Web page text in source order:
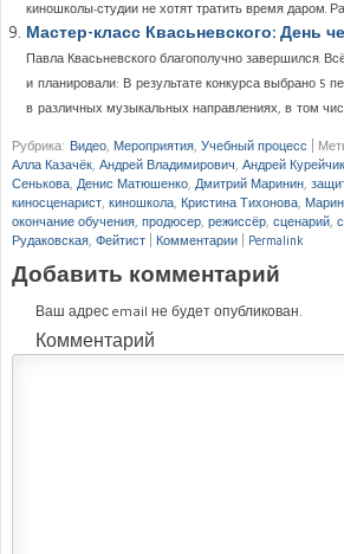
киношколы-студии не хотят тратить время даром.
Мастер-класс Квасьневского: День
Павла Квасьневского благополучно завершился.
и планировали: В результате конкурса выбрано 5
в различных музыкальных направлениях, в том
Рубрика: Видео, Мероприятия, Учебный процесс
Алла Казачёк, Андрей Владимирович, Андрей Курейчик
Сенькова, Денис Матюшенко, Дмитрий Маринин,
киносценарист, киношкола, Кристина Тихонова,
окончание обучения, продюсер, режиссёр, сценарий,
Рудаковская, Фейтист Комментарии Permalink
Добавить комментарий
Ваш адрес email не будет опубликован.
Комментарий